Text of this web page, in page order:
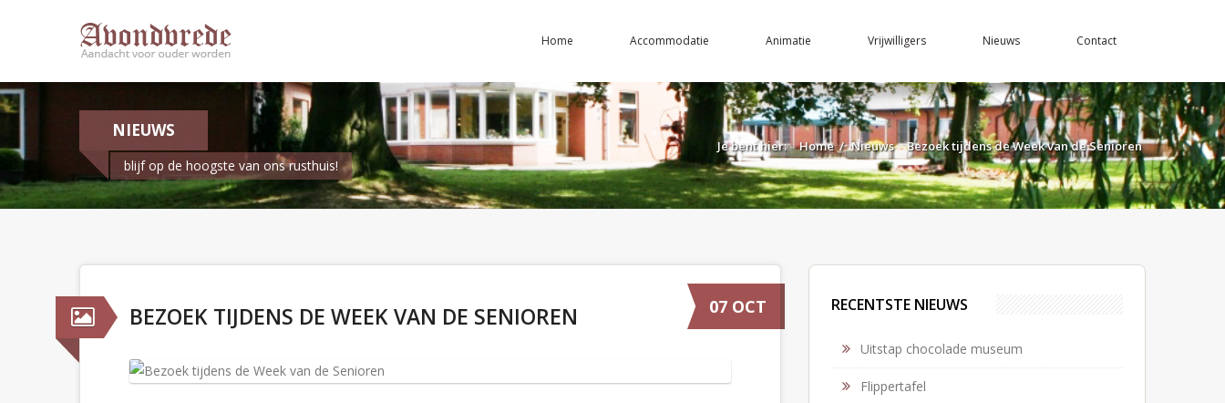
Home Accommodatie Animatie Vrijwilligers Nieuws Contact
NIEUWS
blijf op de hoogste van ons rusthuis!
Je bent hier: Home / Nieuws Bezoek tijdens de Week van de Senioren
BEZOEK TIJDENS DE WEEK VAN DE SENIOREN 07 OCT RECENTSTE NIEUWS
Uitstap chocolade museum
Flippertafel